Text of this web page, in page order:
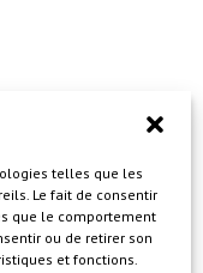
telles que les
Le fait de consentir
que le comportement
ou de retirer son
et fonctions.